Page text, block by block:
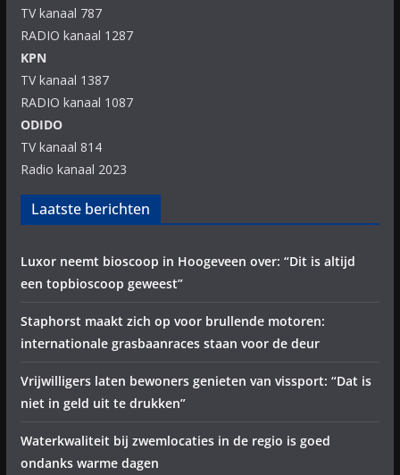
TV kanaal 787
RADIO kanaal 1287
KPN
TV kanaal 1387
RADIO kanaal 1087
ODIDO
TV kanaal 814
Radio kanaal 2023
Laatste berichten
Luxor neemt bioscoop in Hoogeveen over: “Dit is altijd
een topbioscoop geweest”
Staphorst maakt zich op voor brullende motoren:
internationale grasbaanraces staan voor de deur
Vrijwilligers laten bewoners genieten van vissport: “Dat is
niet in geld uit te drukken”
Waterkwaliteit bij zwemlocaties in de regio is goed
ondanks warme dagen